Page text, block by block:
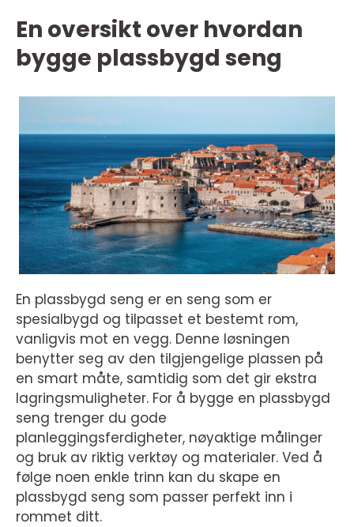
En oversikt over hvordan
bygge plassbygd seng
En plassbygd seng er en seng som er
spesialbygd og tilpasset et bestemt rom,
vanligvis mot en vegg. Denne løsningen
benytter seg av den tilgjengelige plassen på
en smart måte, samtidig som det gir ekstra
lagringsmuligheter. For å bygge en plassbygd
seng trenger du gode
planleggingsferdigheter, nøyaktige målinger
og bruk av riktig verktøy og materialer. Ved å
følge noen enkle trinn kan du skape en
plassbygd seng som passer perfekt inn i
rommet ditt.